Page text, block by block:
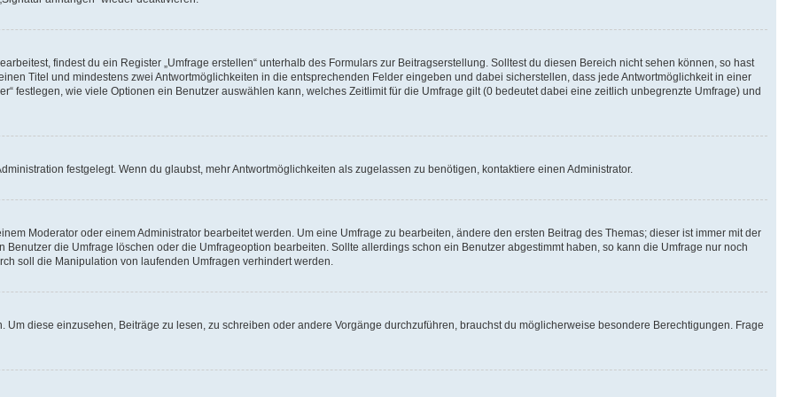
findest du ein Register „Umfrage erstellen“ unterhalb des Formulars zur Beitragserstellung. Solltest du diesen Bereich nicht sehen können, so hast
Titel und mindestens zwei Antwortmöglichkeiten in die entsprechenden Felder eingeben und dabei sicherstellen, dass jede Antwortmöglichkeit in einer
festlegen, wie viele Optionen ein Benutzer auswählen kann, welches Zeitlimit für die Umfrage gilt (0 bedeutet dabei eine zeitlich unbegrenzte Umfrage) und
festgelegt. Wenn du glaubst, mehr Antwortmöglichkeiten als zugelassen zu benötigen, kontaktiere einen Administrator.
Moderator oder einem Administrator bearbeitet werden. Um eine Umfrage zu bearbeiten, ändere den ersten Beitrag des Themas; dieser ist immer mit der
die Umfrage löschen oder die Umfrageoption bearbeiten. Sollte allerdings schon ein Benutzer abgestimmt haben, so kann die Umfrage nur noch
soll die Manipulation von laufenden Umfragen verhindert werden.
diese einzusehen, Beiträge zu lesen, zu schreiben oder andere Vorgänge durchzuführen, brauchst du möglicherweise besondere Berechtigungen. Frage